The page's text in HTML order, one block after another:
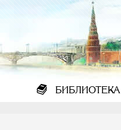
БИБЛИОТЕКА